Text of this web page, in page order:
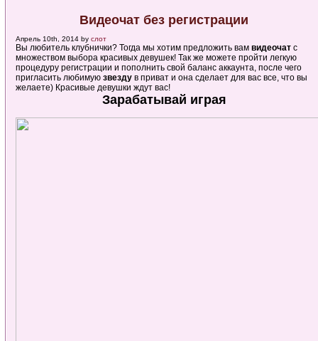
Видеочат без регистрации
Апрель 10th, 2014 by слот
Вы любитель клубнички? Тогда мы хотим предложить вам видеочат с
множеством выбора красивых девушек! Так же можете пройти легкую
процедуру регистрации и пополнить свой баланс аккаунта, после чего
пригласить любимую звезду в приват и она сделает для вас все, что вы
желаете) Красивые девушки ждут вас!
Зарабатывай играя